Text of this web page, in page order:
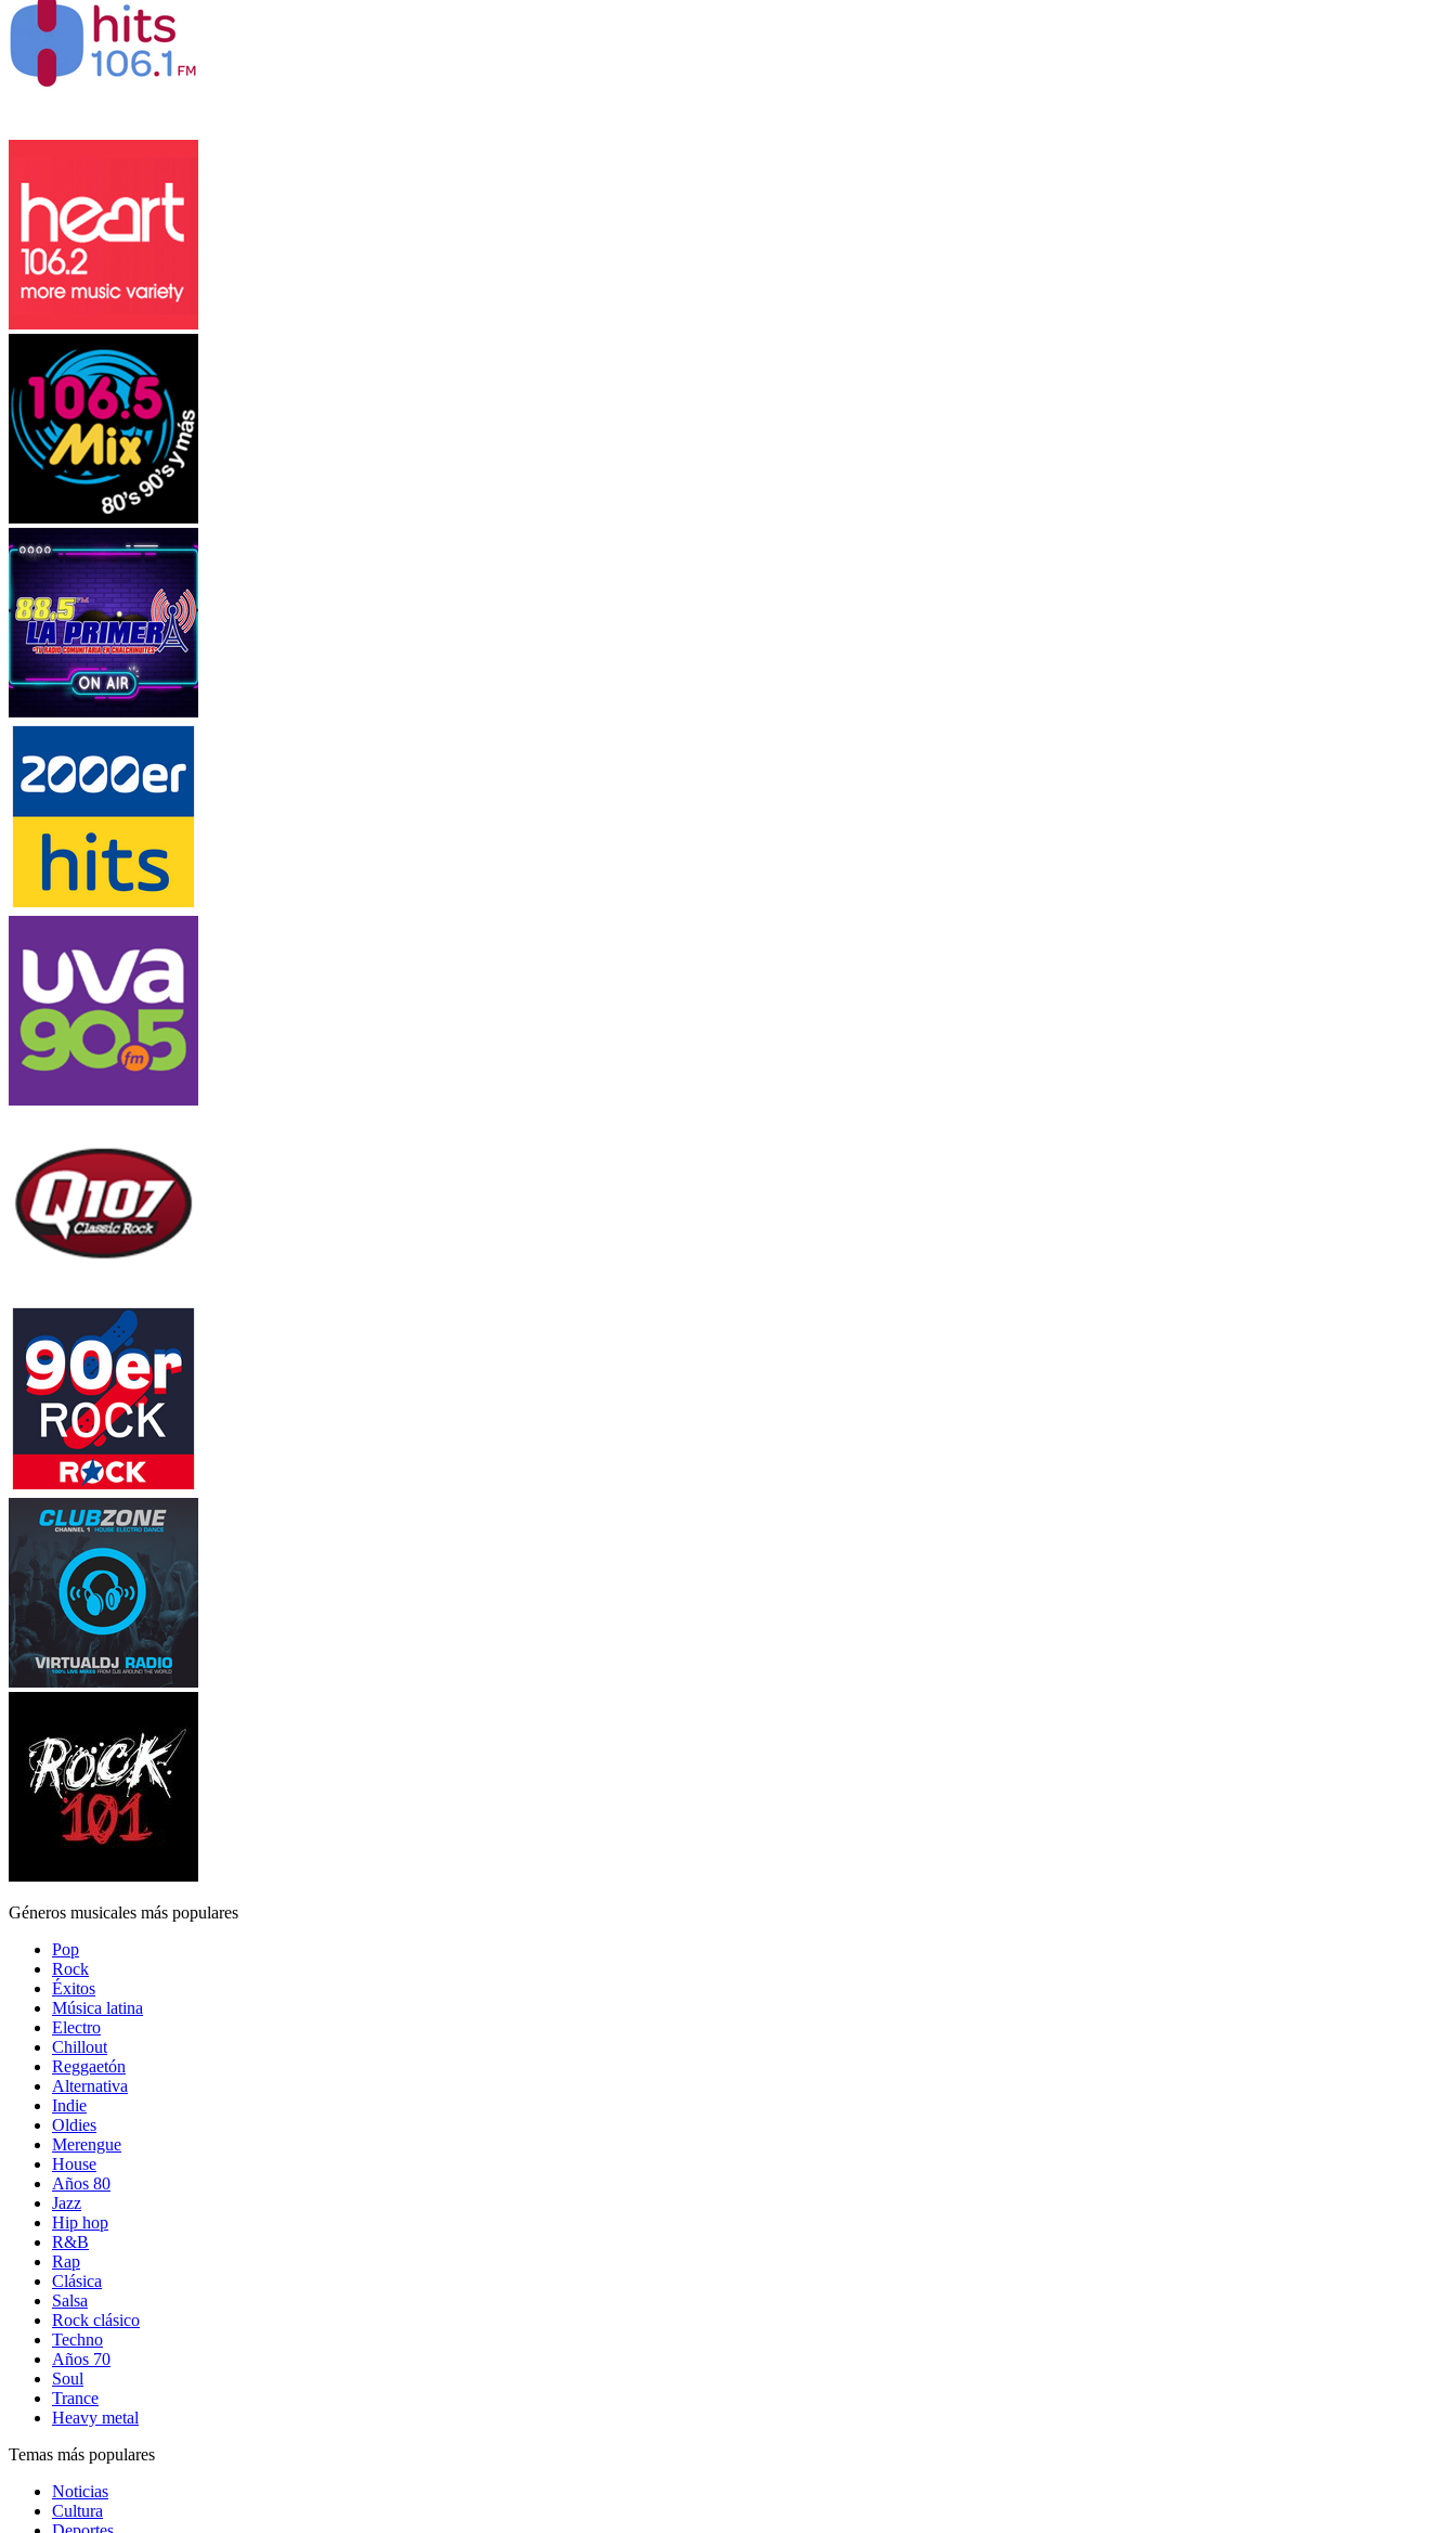
Géneros musicales más populares
Pop
Rock
Éxitos
Música latina
Electro
Chillout
Reggaetón
Alternativa
Indie
Oldies
Merengue
House
Años 80
Jazz
Hip hop
R&B
Rap
Clásica
Salsa
Rock clásico
Techno
Años 70
Soul
Trance
Heavy metal
Temas más populares
Noticias
Cultura